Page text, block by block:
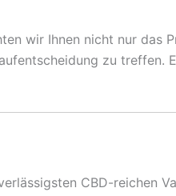
wir Ihnen nicht nur das
zu treffen.
CBD-reichen